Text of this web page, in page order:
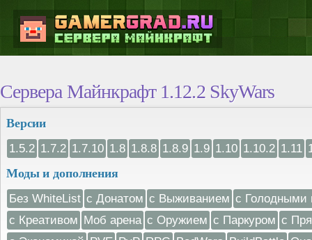
Сервера Майнкрафт 1.12.2 SkyWars
Версии
1.5.2 1.7.2 1.7.10 1.8 1.8.8 1.8.9 1.9 1.10 1.10.2 1.11
Моды и дополнения
Без WhiteList с Донатом с Выживанием с Голодными
с Креативом Моб арена с Оружием с Паркуром с